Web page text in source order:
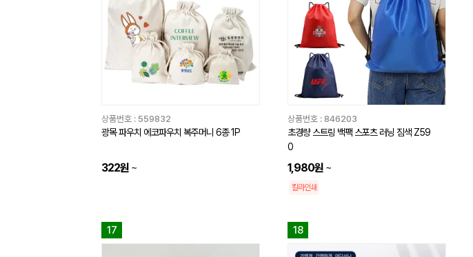
상품번호 : 559832
광목 파우치 에코파우치 복주머니 6종 1P
322원 ~
상품번호 : 846203
초경량 스트링 백팩 스포츠 러닝 짐색 Z59
0
1,980원 ~
칼라인쇄
17 18